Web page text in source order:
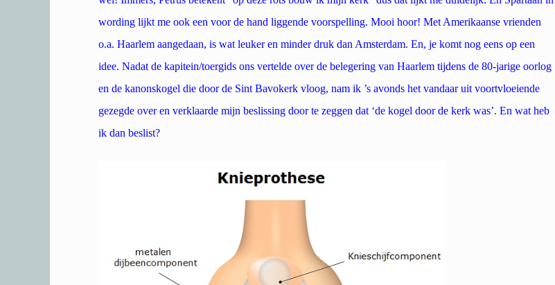
wording lijkt me ook een voor de hand liggende voorspelling. Mooi hoor! Met Amerikaanse vrienden
o.a. Haarlem aangedaan, is wat leuker en minder druk dan Amsterdam. En, je komt nog eens op een
idee. Nadat de kapitein/toergids ons vertelde over de belegering van Haarlem tijdens de 80-jarige oorlog
en de kanonskogel die door de Sint Bavokerk vloog, nam ik ’s avonds het vandaar uit voortvloeiende
gezegde over en verklaarde mijn beslissing door te zeggen dat ‘de kogel door de kerk was’. En wat heb
ik dan beslist?